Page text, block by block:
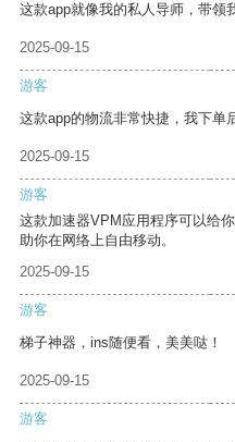
这款app就像我的私人导师，带领
2025-09-15
游客
这款app的物流非常快捷，我下单
2025-09-15
游客
这款加速器VPM应用程序可以给
助你在网络上自由移动。
2025-09-15
游客
梯子神器，ins随便看，美美哒！
2025-09-15
游客